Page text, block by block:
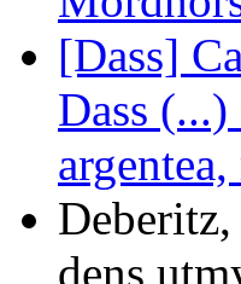
[Dass]
Dass
dens